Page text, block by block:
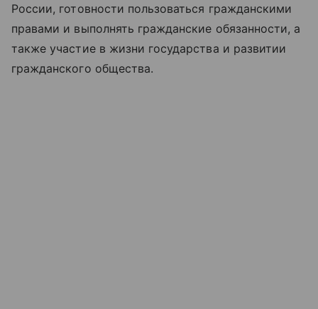
России, готовности пользоваться гражданскими
правами и выполнять гражданские обязанности, а
также участие в жизни государства и развитии
гражданского общества.